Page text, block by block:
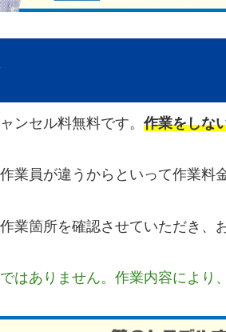
ンセル料無料です。 作業をしな
業員が違うからといって作業料
業箇所を確認させていただき、
はありません。作業内容により